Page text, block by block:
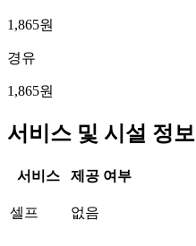
1,865원
경유
1,865원
서비스 및 시설 정보
서비스 제공 여부
셀프 없음